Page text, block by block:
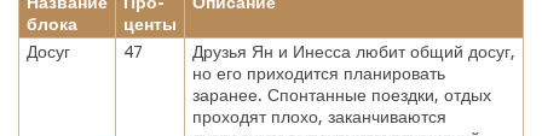
блока
центы
Досуг 47
Друзья Ян и Инесса любит общий досуг,
но его приходится планировать
заранее. Спонтанные поездки, отдых
проходят плохо, заканчиваются